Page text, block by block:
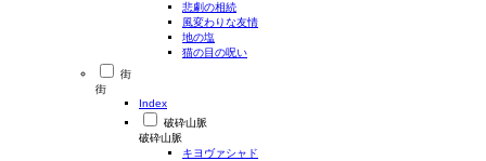
悲劇の相続
風変わりな友情
地の塩
猫の目の呪い
街
街
Index
破砕山脈
破砕山脈
キヨヴァシャド